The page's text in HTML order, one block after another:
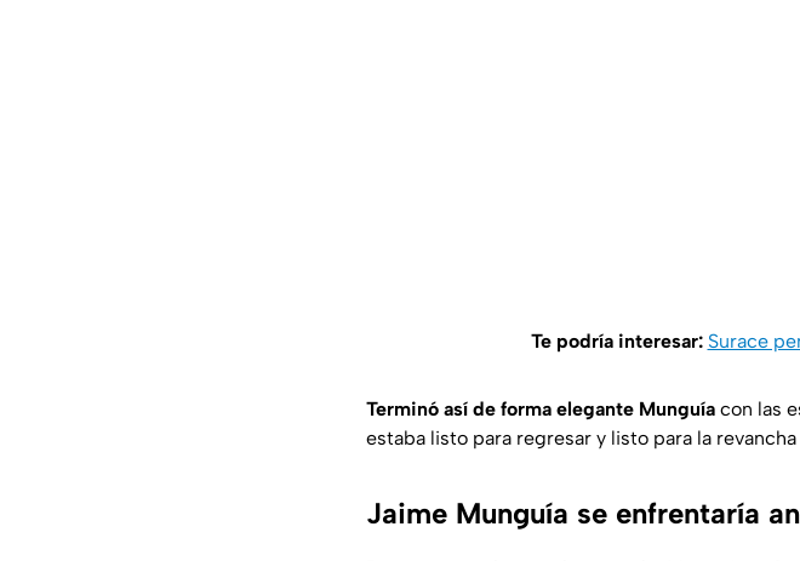
Te podría interesar: Surace
Terminó así de forma elegante Munguía con las
estaba listo para regresar y listo para la
Jaime Munguía se enfrentaría